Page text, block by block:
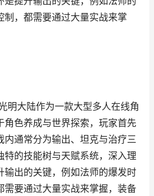
制，都需要通过大量实战来掌
明大陆作为一款大型多人在线角
角色养成与世界探索，玩家首先
内通常分为输出、坦克与治疗三
特的技能树与天赋系统，深入理
输出的关键，例如法师的爆发时
需要通过大量实战来掌握，装备